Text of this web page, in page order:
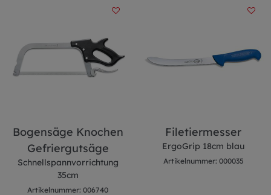
Bogensäge Knochen
Gefriergutsäge
Schnellspannvorrichtung
35cm
Artikelnummer: 006740
Filetiermesser
ErgoGrip 18cm blau
Artikelnummer: 000035